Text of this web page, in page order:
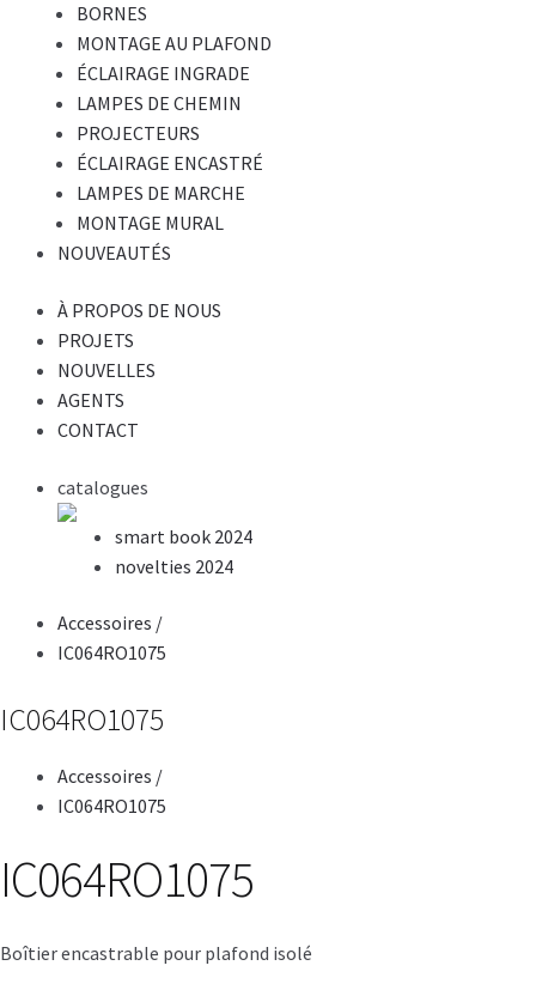
BORNES
MONTAGE AU PLAFOND
ÉCLAIRAGE INGRADE
LAMPES DE CHEMIN
PROJECTEURS
ÉCLAIRAGE ENCASTRÉ
LAMPES DE MARCHE
MONTAGE MURAL
NOUVEAUTÉS
À PROPOS DE NOUS
PROJETS
NOUVELLES
AGENTS
CONTACT
catalogues
smart book 2024
novelties 2024
Accessoires /
IC064RO1075
IC064RO1075
Accessoires /
IC064RO1075
IC064RO1075
Boîtier encastrable pour plafond isolé